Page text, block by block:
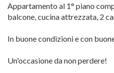
Appartamento al 1° piano
balcone, cucina attrezzata, 2
In buone condizioni e con
Un'occasione da non perdere!